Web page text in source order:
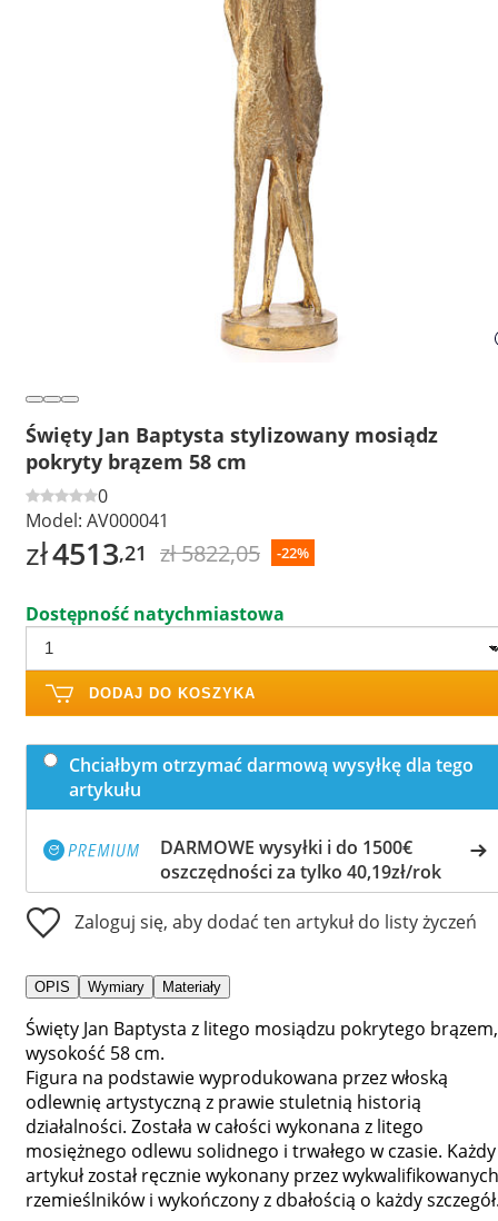
Święty Jan Baptysta stylizowany mosiądz
pokryty brązem 58 cm
0
Model: AV000041
zł4513,21 zł 5822,05 -22%
Dostępność natychmiastowa
DODAJ DO KOSZYKA
Chciałbym otrzymać darmową wysyłkę dla tego
artykułu
DARMOWE wysyłki i do 1500€
oszczędności za tylko 40,19zł/rok
Zaloguj się, aby dodać ten artykuł do listy życzeń
OPIS Wymiary Materiały
Święty Jan Baptysta z litego mosiądzu pokrytego brązem,
wysokość 58 cm.
Figura na podstawie wyprodukowana przez włoską
odlewnię artystyczną z prawie stuletnią historią
działalności. Została w całości wykonana z litego
mosiężnego odlewu solidnego i trwałego w czasie. Każdy
artykuł został ręcznie wykonany przez wykwalifikowanych
rzemieślników i wykończony z dbałością o każdy